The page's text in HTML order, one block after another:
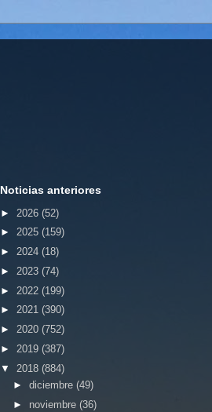
Noticias anteriores
► 2026 (52)
► 2025 (159)
► 2024 (18)
► 2023 (74)
► 2022 (199)
► 2021 (390)
► 2020 (752)
► 2019 (387)
▼ 2018 (884)
► diciembre (49)
► noviembre (36)